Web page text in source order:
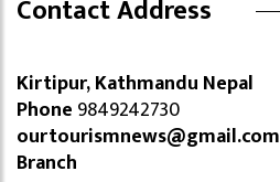
Contact Address
Kirtipur, Kathmandu Nepal
Phone 9849242730
ourtourismnews@gmail.com
Branch